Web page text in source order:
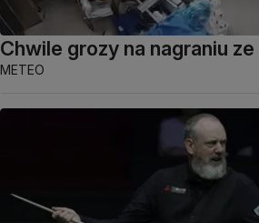
Chwile grozy na nagraniu
METEO